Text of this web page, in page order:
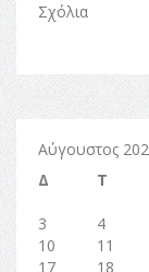
Σχόλια
Αύγουστος
Δ
Τ
3
4
10
11
17
18